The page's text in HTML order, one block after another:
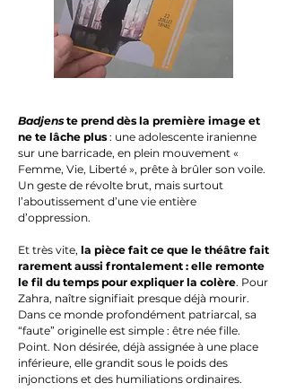
Badjens te prend dès la première image et
ne te lâche plus: une adolescente iranienne
sur une barricade, en plein mouvement «
Femme, Vie, Liberté », prête à brûler son voile.
Un geste de révolte brut, mais surtout
l’aboutissement d’une vie entière
d’oppression.
Et très vite, la pièce fait ce que le théâtre fait
rarement aussi frontalement : elle remonte
le fil du temps pour expliquer la colère. Pour
Zahra, naître signifiait presque déjà mourir.
Dans ce monde profondément patriarcal, sa
“faute” originelle est simple : être née fille.
Point. Non désirée, déjà assignée à une place
inférieure, elle grandit sous le poids des
injonctions et des humiliations ordinaires.